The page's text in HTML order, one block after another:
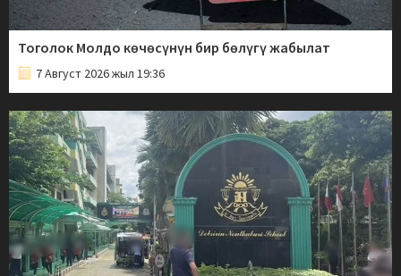
Тоголок Молдо көчөсүнүн бир бөлүгү жабылат
7 Август 2026 жыл 19:36